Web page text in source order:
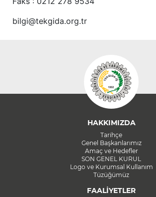
bilgi@tekgida.org.tr
HAKKIMIZDA
Tarihçe
Genel Başkanlarımız
Amaç ve Hedefler
SON GENEL KURUL
Logo ve Kurumsal Kullanım
Tüzüğümüz
FAALİYETLER